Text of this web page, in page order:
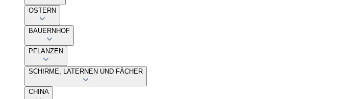
OSTERN
BAUERNHOF
PFLANZEN
SCHIRME, LATERNEN UND FÄCHER
CHINA